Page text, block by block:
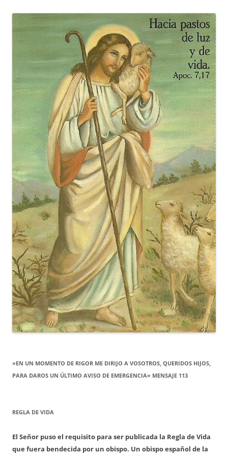
«EN UN MOMENTO DE RIGOR ME DIRIJO A VOSOTROS, QUERIDOS HIJOS,
PARA DAROS UN ÚLTIMO AVISO DE EMERGENCIA» MENSAJE 113
REGLA DE VIDA
El Señor puso el requisito para ser publicada la Regla de Vida
que fuera bendecida por un obispo. Un obispo español de la